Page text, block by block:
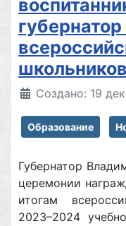
школьников
Создано: 19
Образование
Губернатор
церемонии
итогам
2023–2024